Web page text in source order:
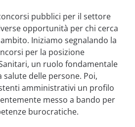
pubblici per il settore
opportunità per chi cerca
Iniziamo segnalando la
per la posizione
un ruolo fondamentale
delle persone. Poi,
amministrativi un profilo
messo a bando per
burocratiche.